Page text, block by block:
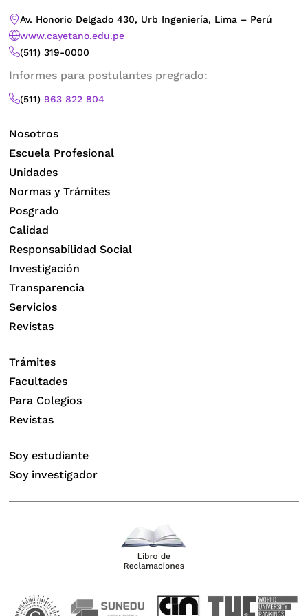
Av. Honorio Delgado 430, Urb Ingeniería, Lima – Perú
www.cayetano.edu.pe
(511) 319-0000
Informes para postulantes pregrado:
(511) 963 822 804
Nosotros
Escuela Profesional
Unidades
Normas y Trámites
Posgrado
Calidad
Responsabilidad Social
Investigación
Transparencia
Servicios
Revistas
Trámites
Facultades
Para Colegios
Revistas
Soy estudiante
Soy investigador